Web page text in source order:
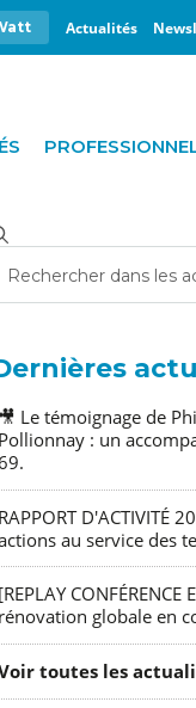
Actualités
🎥 Le témoignage de
Pollionnay : un
RAPPORT D'ACTIVITÉ
au service des
[REPLAY
rénovation globale en
toutes les